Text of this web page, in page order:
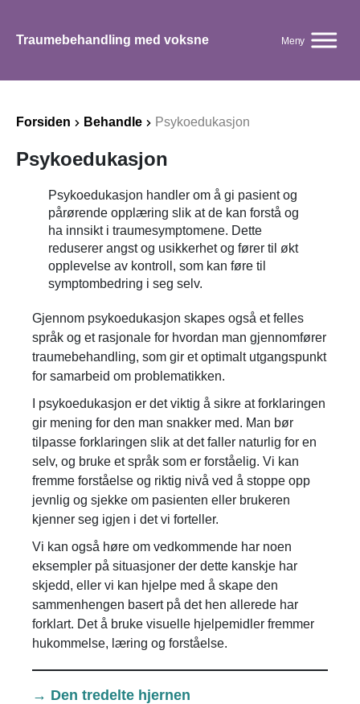
Traumebehandling med voksne Meny
Forsiden Behandle Psykoedukasjon
Psykoedukasjon
Psykoedukasjon handler om å gi pasient og
pårørende opplæring slik at de kan forstå og
ha innsikt i traumesymptomene. Dette
reduserer angst og usikkerhet og fører til økt
opplevelse av kontroll, som kan føre til
symptombedring i seg selv.
Gjennom psykoedukasjon skapes også et felles
språk og et rasjonale for hvordan man gjennomfører
traumebehandling, som gir et optimalt utgangspunkt
for samarbeid om problematikken.
I psykoedukasjon er det viktig å sikre at forklaringen
gir mening for den man snakker med. Man bør
tilpasse forklaringen slik at det faller naturlig for en
selv, og bruke et språk som er forståelig. Vi kan
fremme forståelse og riktig nivå ved å stoppe opp
jevnlig og sjekke om pasienten eller brukeren
kjenner seg igjen i det vi forteller.
Vi kan også høre om vedkommende har noen
eksempler på situasjoner der dette kanskje har
skjedd, eller vi kan hjelpe med å skape den
sammenhengen basert på det hen allerede har
forklart. Det å bruke visuelle hjelpemidler fremmer
hukommelse, læring og forståelse.
→ Den tredelte hjernen